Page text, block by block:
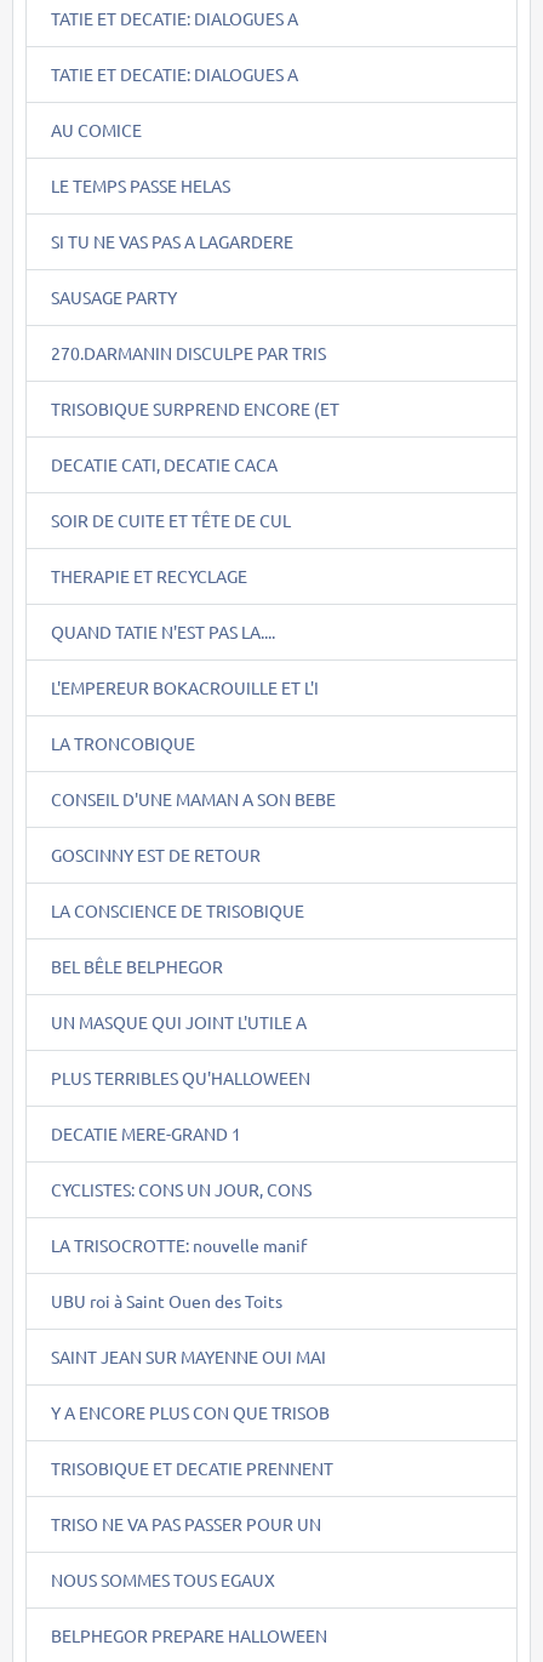
TATIE ET DECATIE: DIALOGUES A
TATIE ET DECATIE: DIALOGUES A
AU COMICE
LE TEMPS PASSE HELAS
SI TU NE VAS PAS A LAGARDERE
SAUSAGE PARTY
270.DARMANIN DISCULPE PAR TRIS
TRISOBIQUE SURPREND ENCORE (ET
DECATIE CATI, DECATIE CACA
SOIR DE CUITE ET TÊTE DE CUL
THERAPIE ET RECYCLAGE
QUAND TATIE N'EST PAS LA....
L'EMPEREUR BOKACROUILLE ET L'I
LA TRONCOBIQUE
CONSEIL D'UNE MAMAN A SON BEBE
GOSCINNY EST DE RETOUR
LA CONSCIENCE DE TRISOBIQUE
BEL BÊLE BELPHEGOR
UN MASQUE QUI JOINT L'UTILE A
PLUS TERRIBLES QU'HALLOWEEN
DECATIE MERE-GRAND 1
CYCLISTES: CONS UN JOUR, CONS
LA TRISOCROTTE: nouvelle manif
UBU roi à Saint Ouen des Toits
SAINT JEAN SUR MAYENNE OUI MAI
Y A ENCORE PLUS CON QUE TRISOB
TRISOBIQUE ET DECATIE PRENNENT
TRISO NE VA PAS PASSER POUR UN
NOUS SOMMES TOUS EGAUX
BELPHEGOR PREPARE HALLOWEEN